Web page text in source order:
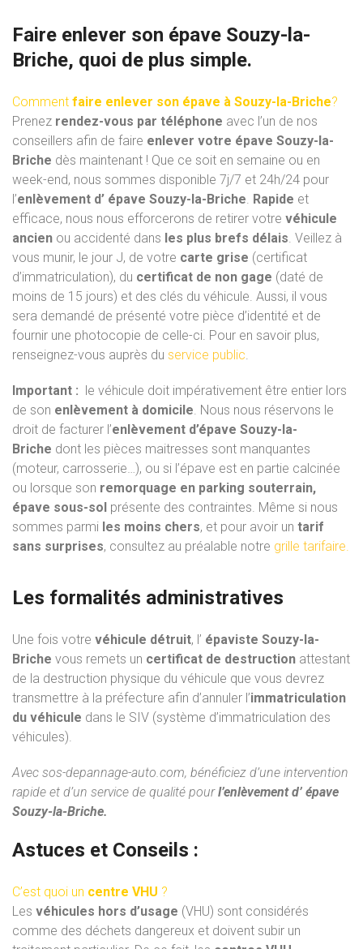
Faire enlever son épave Souzy-la-
Briche, quoi de plus simple.
Comment faire enlever son épave à Souzy-la-Briche?
Prenez rendez-vous par téléphone avec l’un de nos
conseillers afin de faire enlever votre épave Souzy-la-
Briche dès maintenant ! Que ce soit en semaine ou en
week-end, nous sommes disponible 7j/7 et 24h/24 pour
l’enlèvement d’ épave Souzy-la-Briche. Rapide et
efficace, nous nous efforcerons de retirer votre véhicule
ancien ou accidenté dans les plus brefs délais. Veillez à
vous munir, le jour J, de votre carte grise (certificat
d’immatriculation), du certificat de non gage (daté de
moins de 15 jours) et des clés du véhicule. Aussi, il vous
sera demandé de présenté votre pièce d’identité et de
fournir une photocopie de celle-ci. Pour en savoir plus,
renseignez-vous auprès du service public.
Important : le véhicule doit impérativement être entier lors
de son enlèvement à domicile. Nous nous réservons le
droit de facturer l’enlèvement d’épave Souzy-la-
Briche dont les pièces maitresses sont manquantes
(moteur, carrosserie…), ou si l’épave est en partie calcinée
ou lorsque son remorquage en parking souterrain,
épave sous-sol présente des contraintes. Même si nous
sommes parmi les moins chers, et pour avoir un tarif
sans surprises, consultez au préalable notre grille tarifaire.
Les formalités administratives
Une fois votre véhicule détruit, l’ épaviste Souzy-la-
Briche vous remets un certificat de destruction attestant
de la destruction physique du véhicule que vous devrez
transmettre à la préfecture afin d’annuler l’immatriculation
du véhicule dans le SIV (système d’immatriculation des
véhicules).
Avec sos-depannage-auto.com, bénéficiez d’une intervention
rapide et d’un service de qualité pourl’enlèvement d’ épave
Souzy-la-Briche.
Astuces et Conseils :
C’est quoi un centre VHU ?
Les véhicules hors d’usage (VHU) sont considérés
comme des déchets dangereux et doivent subir un